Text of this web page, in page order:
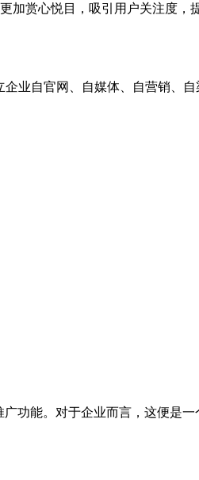
赏心悦目，吸引用户关注度，
业自官网、自媒体、自营销、自
能。对于企业而言，这便是一